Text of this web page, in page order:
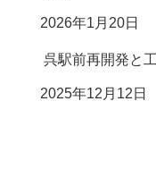
2026年1月20日
呉駅前再開発と
2025年12月12日